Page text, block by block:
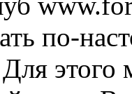
по-
этого